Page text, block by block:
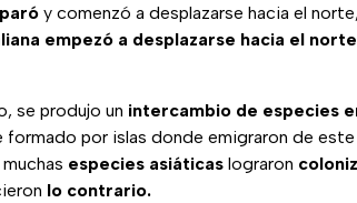
y comenzó a desplazarse hacia el
empezó a desplazarse hacia el
se produjo un intercambio de especies
por islas donde emigraron de este
muchas especies asiáticas lograron
lo contrario.